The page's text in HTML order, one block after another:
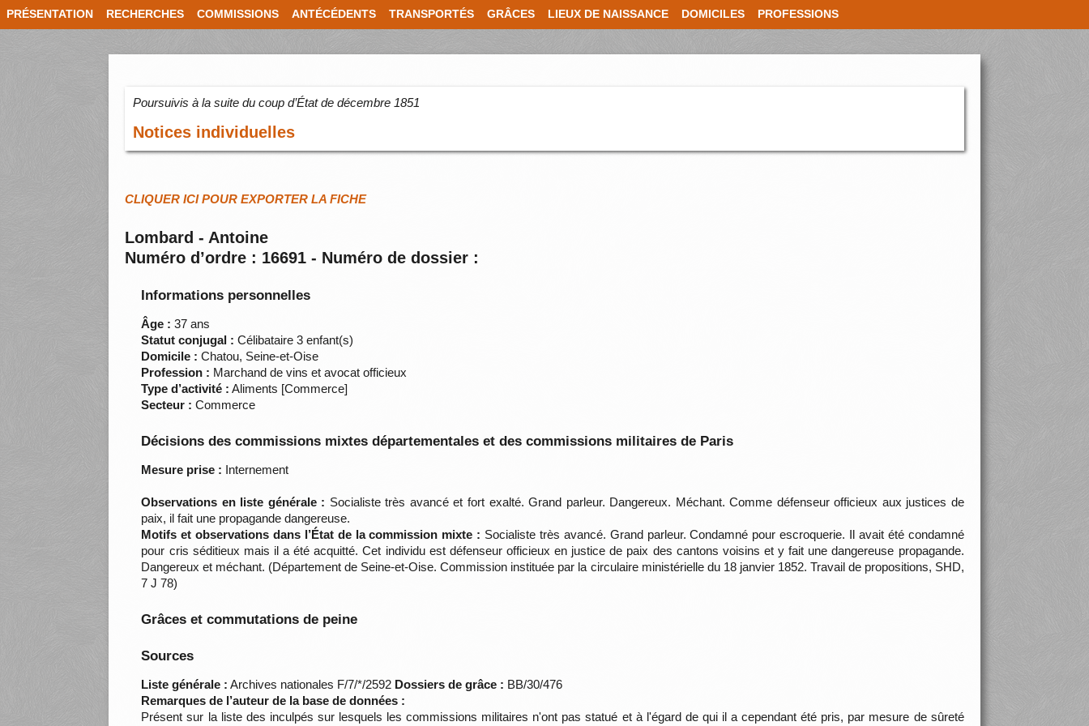
PRÉSENTATION RECHERCHES COMMISSIONS ANTÉCÉDENTS TRANSPORTÉS GRÂCES LIEUX DE NAISSANCE DOMICILES PROFESSIONS
Poursuivis à la suite du coup d’État de décembre 1851
Notices individuelles
CLIQUER ICI POUR EXPORTER LA FICHE
Lombard - Antoine
Numéro d’ordre : 16691 - Numéro de dossier :
Informations personnelles
Âge : 37 ans
Statut conjugal : Célibataire 3 enfant(s)
Domicile : Chatou, Seine-et-Oise
Profession : Marchand de vins et avocat officieux
Type d’activité : Aliments [Commerce]
Secteur : Commerce
Décisions des commissions mixtes départementales et des commissions militaires de Paris
Mesure prise : Internement
Observations en liste générale : Socialiste très avancé et fort exalté. Grand parleur. Dangereux. Méchant. Comme défenseur officieux aux justices de
paix, il fait une propagande dangereuse.
Motifs et observations dans l’État de la commission mixte : Socialiste très avancé. Grand parleur. Condamné pour escroquerie. Il avait été condamné
pour cris séditieux mais il a été acquitté. Cet individu est défenseur officieux en justice de paix des cantons voisins et y fait une dangereuse propagande.
Dangereux et méchant. (Département de Seine-et-Oise. Commission instituée par la circulaire ministérielle du 18 janvier 1852. Travail de propositions, SHD,
7 J 78)
Grâces et commutations de peine
Sources
Liste générale : Archives nationales F/7/*/2592 Dossiers de grâce : BB/30/476
Remarques de l’auteur de la base de données :
Présent sur la liste des inculpés sur lesquels les commissions militaires n'ont pas statué et à l'égard de qui il a cependant été pris, par mesure de sûreté